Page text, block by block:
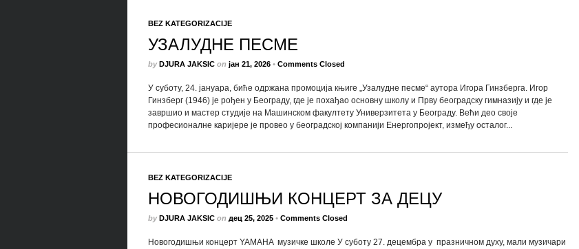
BEZ KATEGORIZACIJE
УЗАЛУДНЕ ПЕСМЕ
byDJURA JAKSICon јан 21, 2026 • Comments Closed
У суботу, 24. јануара, биће одржана промоција књиге „Узалудне песме“ аутора Игора Гинзберга. Игор
Гинзберг (1946) је рођен у Београду, где је похађао основну школу и Прву београдску гимназију и где је
завршио и мастер студије на Машинском факултету Универзитета у Београду. Већи део своје
професионалне каријере је провео у београдској компанији Енергопројект, између осталог...
BEZ KATEGORIZACIJE
НОВОГОДИШЊИ КОНЦЕРТ ЗА ДЕЦУ
byDJURA JAKSICon дец 25, 2025 • Comments Closed
Новогодишњи концерт YAMAHA музичке школе У суботу 27. децембра у празничном духу, мали музичари